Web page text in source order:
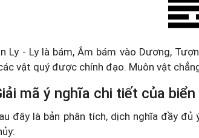
Ly - Ly là bám, Âm bám vào Dương,
vật quý được chính đạo. Muôn vật
mã ý nghĩa chi tiết của
đây là bản phân tích, dịch nghĩa đầy